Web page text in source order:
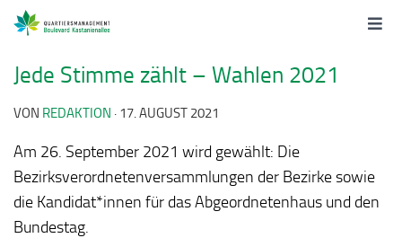
Jede Stimme zählt – Wahlen 2021
VON REDAKTION · 17. AUGUST 2021
Am 26. September 2021 wird gewählt: Die
Bezirksverordnetenversammlungen der Bezirke sowie
die Kandidat*innen für das Abgeordnetenhaus und den
Bundestag.